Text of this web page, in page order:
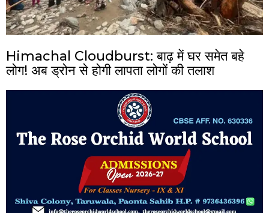
Himachal Cloudburst: बाढ़ में घर समेत बहे
लोग! अब ड्रोन से होगी लापता लोगों की तलाश